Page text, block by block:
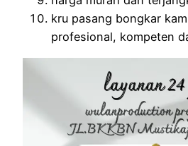
kru pasang bongkar
profesional, kompeten